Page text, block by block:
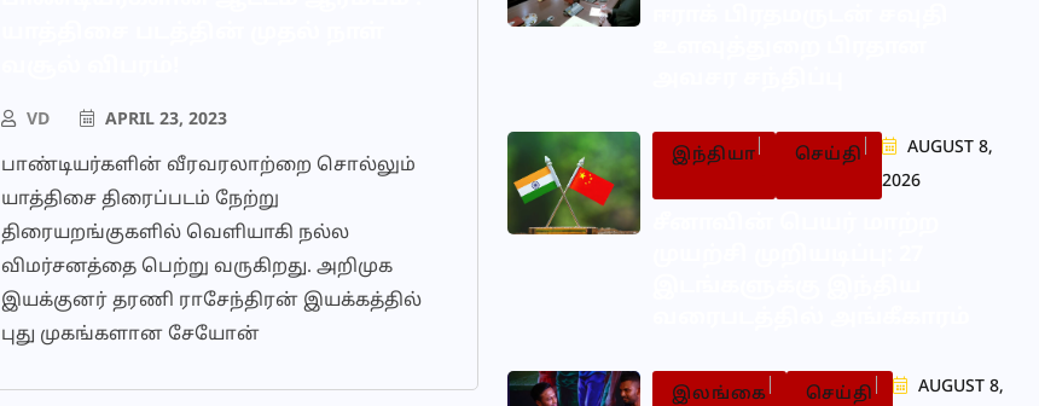
VD APRIL 23, 2023
பாண்டியர்களின் வீரவரலாற்றை சொல்லும்
யாத்திசை திரைப்படம் நேற்று
திரையறங்குகளில் வெளியாகி நல்ல
விமர்சனத்தை பெற்று வருகிறது. அறிமுக
இயக்குனர் தரணி ராசேந்திரன் இயக்கத்தில்
புது முகங்களான சேயோன்
இந்தியா செய்தி
AUGUST 8,
2026
இலங்கை செய்தி
AUGUST 8,